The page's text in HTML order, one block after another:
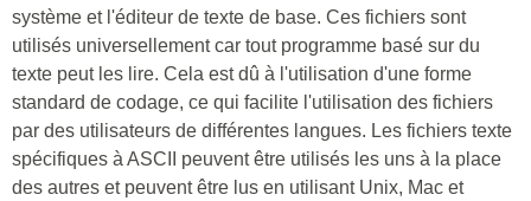
système et l'éditeur de texte de base. Ces fichiers sont
utilisés universellement car tout programme basé sur du
texte peut les lire. Cela est dû à l'utilisation d'une forme
standard de codage, ce qui facilite l'utilisation des fichiers
par des utilisateurs de différentes langues. Les fichiers texte
spécifiques à ASCII peuvent être utilisés les uns à la place
des autres et peuvent être lus en utilisant Unix, Mac et